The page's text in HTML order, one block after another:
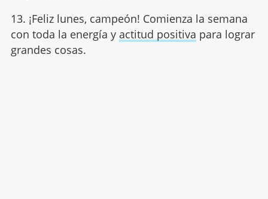
13. ¡Feliz lunes, campeón! Comienza la semana
con toda la energía y actitud positiva para lograr
grandes cosas.